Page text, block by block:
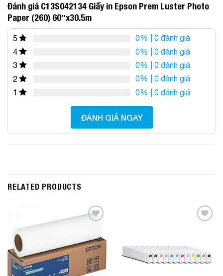
Đánh giá C13S042134 Giấy in Epson Prem Luster Photo
Paper (260) 60″x30.5m
5 0% | 0 đánh giá
4
0% | 0 đánh giá
3
0% | 0 đánh giá
2
0% | 0 đánh giá
1
0% | 0 đánh giá
ĐÁNH GIÁ NGAY
RELATED PRODUCTS